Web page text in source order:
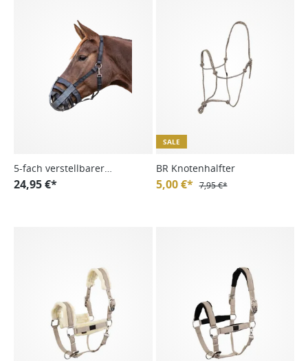
5-fach verstellbarer
Freßschutz, schwarz, WB
24,95 €*
SALE
BR Knotenhalfter
5,00 €* 7,95 €*